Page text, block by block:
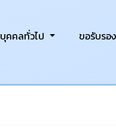
บุคคลทั่วไป ขอรับรอ